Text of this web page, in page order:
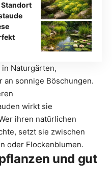
Naturgärten,
sonnige Böschungen.
wirkt sie
ihren natürlichen
setzt sie zwischen
oder Flockenblumen.
und gut